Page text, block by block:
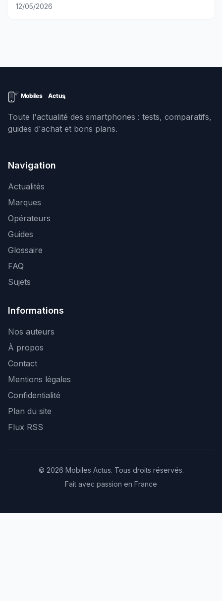
12/05/2026
Toute l'actualité des smartphones : tests, comparatifs,
guides d'achat et bons plans.
Navigation
Actualités
Marques
Opérateurs
Guides
Glossaire
FAQ
Sujets
Informations
Nos auteurs
À propos
Contact
Mentions légales
Confidentialité
Plan du site
Flux RSS
© 2026 Mobiles Actus. Tous droits réservés.
Fait avec passion en France